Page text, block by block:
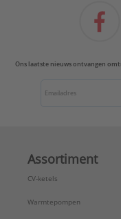
Ons laatste nieuws ontvangen
Assortiment
CV-ketels
Warmtepompen